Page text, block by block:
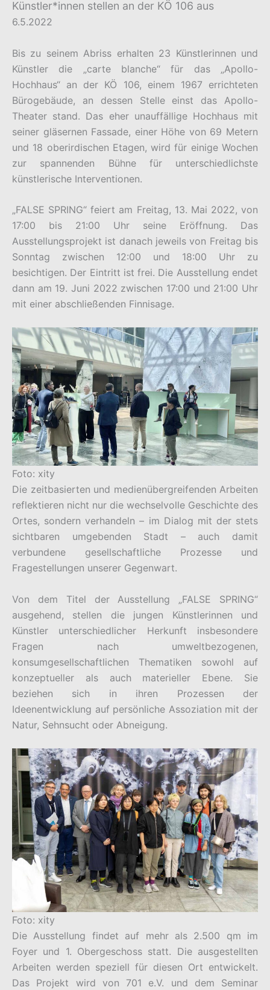
Künstler*innen stellen an der KÖ 106 aus
6.5.2022
Bis zu seinem Abriss erhalten 23 Künstlerinnen und
Künstler die „carte blanche“ für das „Apollo-
Hochhaus“ an der KÖ 106, einem 1967 errichteten
Bürogebäude, an dessen Stelle einst das Apollo-
Theater stand. Das eher unauffällige Hochhaus mit
seiner gläsernen Fassade, einer Höhe von 69 Metern
und 18 oberirdischen Etagen, wird für einige Wochen
zur spannenden Bühne für unterschiedlichste
künstlerische Interventionen.
„FALSE SPRING“ feiert am Freitag, 13. Mai 2022, von
17:00 bis 21:00 Uhr seine Eröffnung. Das
Ausstellungsprojekt ist danach jeweils von Freitag bis
Sonntag zwischen 12:00 und 18:00 Uhr zu
besichtigen. Der Eintritt ist frei. Die Ausstellung endet
dann am 19. Juni 2022 zwischen 17:00 und 21:00 Uhr
mit einer abschließenden Finnisage.
Foto: xity
Die zeitbasierten und medienübergreifenden Arbeiten
reflektieren nicht nur die wechselvolle Geschichte des
Ortes, sondern verhandeln – im Dialog mit der stets
sichtbaren umgebenden Stadt – auch damit
verbundene gesellschaftliche Prozesse und
Fragestellungen unserer Gegenwart.
Von dem Titel der Ausstellung „FALSE SPRING“
ausgehend, stellen die jungen Künstlerinnen und
Künstler unterschiedlicher Herkunft insbesondere
Fragen nach umweltbezogenen,
konsumgesellschaftlichen Thematiken sowohl auf
konzeptueller als auch materieller Ebene. Sie
beziehen sich in ihren Prozessen der
Ideenentwicklung auf persönliche Assoziation mit der
Natur, Sehnsucht oder Abneigung.
Foto: xity
Die Ausstellung findet auf mehr als 2.500 qm im
Foyer und 1. Obergeschoss statt. Die ausgestellten
Arbeiten werden speziell für diesen Ort entwickelt.
Das Projekt wird von 701 e.V. und dem Seminar